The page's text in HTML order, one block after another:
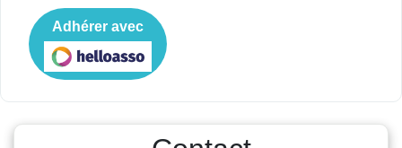
Adhérer avec